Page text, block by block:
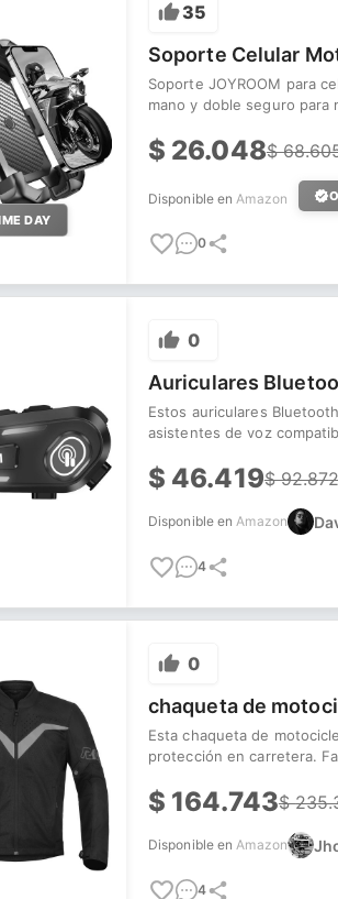
DAY
35
Soporte Celular
Soporte JOYROOM para
mano y doble seguro para
$ 26.048$
Disponible en Amazon
0
0
Auriculares
Estos auriculares
asistentes de voz
$ 46.419$
Disponible en Amazon
4
0
chaqueta de
Esta chaqueta de
protección en carretera.
$ 164.743$
Disponible en Amazon
4